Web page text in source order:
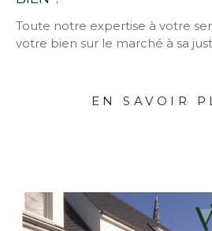
Toute notre expertise à votre
votre bien sur le marché à sa
EN SAVOIR